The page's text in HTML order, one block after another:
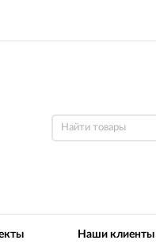
Наши клиенты